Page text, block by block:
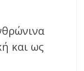
και ως